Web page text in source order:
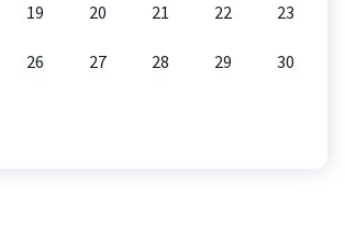
19 20 21 22 23
26 27 28 29 30